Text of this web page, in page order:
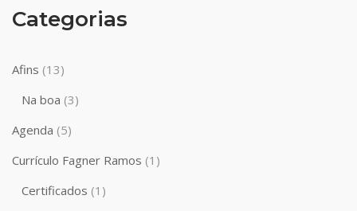
Categorias
Afins (13)
Na boa (3)
Agenda (5)
Currículo Fagner Ramos (1)
Certificados (1)